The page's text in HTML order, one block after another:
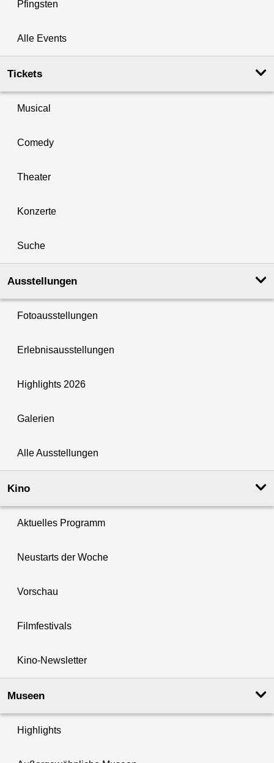
Pfingsten
Alle Events
Tickets
Musical
Comedy
Theater
Konzerte
Suche
Ausstellungen
Fotoausstellungen
Erlebnisausstellungen
Highlights 2026
Galerien
Alle Ausstellungen
Kino
Aktuelles Programm
Neustarts der Woche
Vorschau
Filmfestivals
Kino-Newsletter
Museen
Highlights